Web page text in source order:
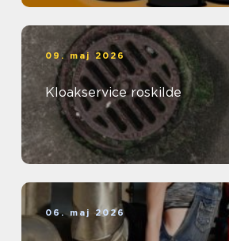
09. maj 2026
Kloakservice roskilde
06. maj 2026